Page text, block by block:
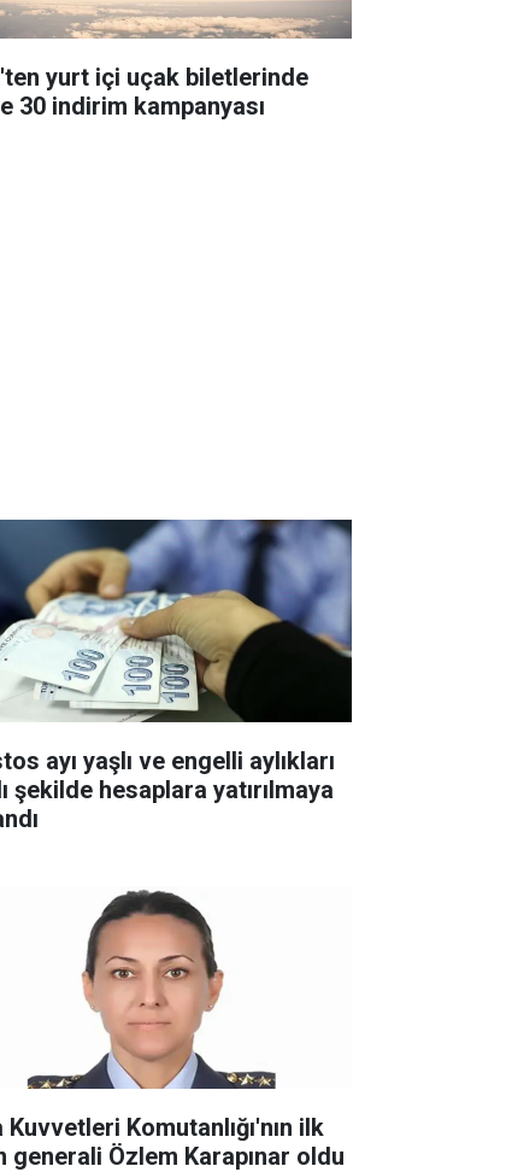
yurt içi uçak biletlerinde
30 indirim kampanyası
ayı yaşlı ve engelli aylıkları
şekilde hesaplara yatırılmaya
Kuvvetleri Komutanlığı'nın ilk
generali Özlem Karapınar oldu